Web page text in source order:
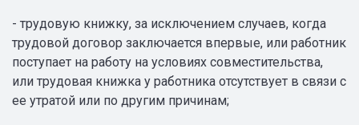
- трудовую книжку, за исключением случаев, когда
трудовой договор заключается впервые, или работник
поступает на работу на условиях совместительства,
или трудовая книжка у работника отсутствует в связи с
ее утратой или по другим причинам;